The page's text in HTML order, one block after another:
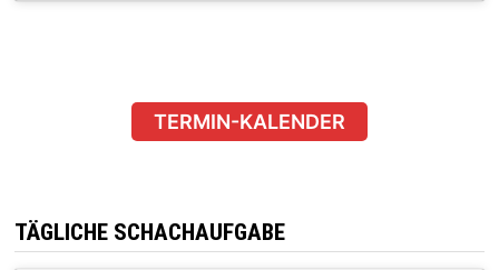
TERMIN-KALENDER
TÄGLICHE SCHACHAUFGABE